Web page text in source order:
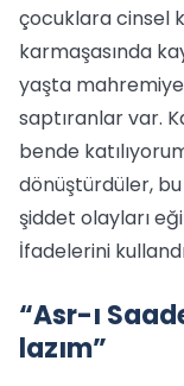
çocuklara cinsel
karmaşasında
yaşta
saptıranlar var.
bende
dönüştürdüler,
şiddet olayları
İfadelerini
“Asr-ı
lazım”